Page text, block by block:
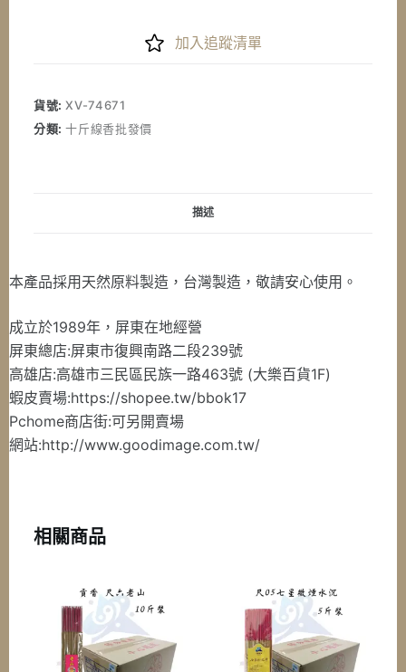
尺
六
香
斤
紙
箱
裝
6000g
數
量
加入追蹤清單
貨號:XV-74671
分類:十斤線香批發價
描述
本產品採用天然原料製造，台灣製造，敬請安心使用。
成立於1989年，屏東在地經營
屏東總店:屏東市復興南路二段239號
高雄店:高雄市三民區民族一路463號 (大樂百貨1F)
蝦皮賣場:https://shopee.tw/bbok17
Pchome商店街:可另開賣場
網站:http://www.goodimage.com.tw/
相關商品